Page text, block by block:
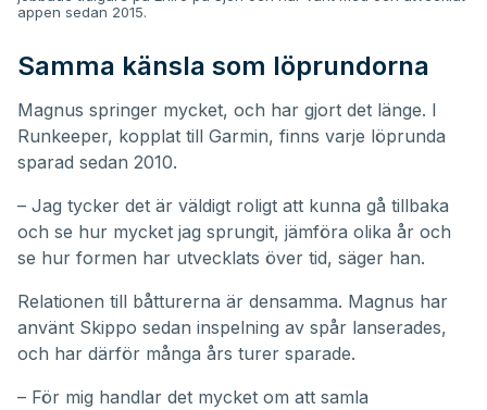
appen sedan 2015.
Samma känsla som löprundorna
Magnus springer mycket, och har gjort det länge. I
Runkeeper, kopplat till Garmin, finns varje löprunda
sparad sedan 2010.
– Jag tycker det är väldigt roligt att kunna gå tillbaka
och se hur mycket jag sprungit, jämföra olika år och
se hur formen har utvecklats över tid, säger han.
Relationen till båtturerna är densamma. Magnus har
använt Skippo sedan inspelning av spår lanserades,
och har därför många års turer sparade.
– För mig handlar det mycket om att samla